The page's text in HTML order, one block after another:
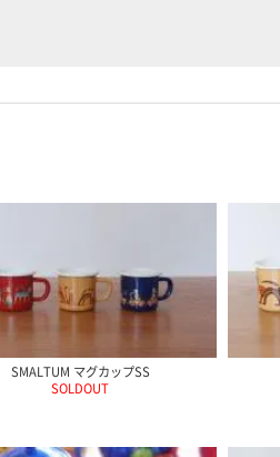
SMALTUM マグカップSS
SOLDOUT